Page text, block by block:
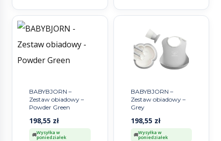
BABYBJORN –
Zestaw obiadowy –
Powder Green
198,55 zł
Wysyłka w
poniedziałek
BABYBJORN –
Zestaw obiadowy –
Grey
198,55 zł
Wysyłka w
poniedziałek